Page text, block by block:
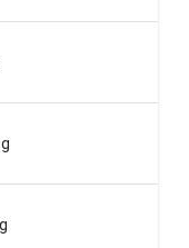
g
g